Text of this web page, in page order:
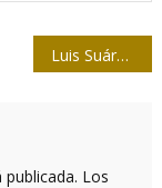
Luis Suárez y la Felap
Los